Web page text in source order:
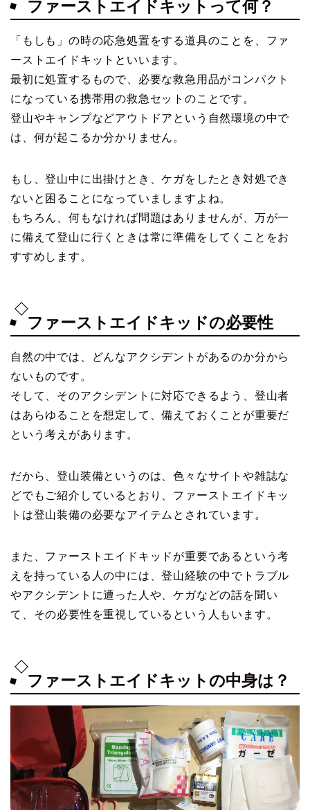
ファーストエイドキットって何？
「もしも」の時の応急処置をする道具のことを、ファ
ーストエイドキットといいます。
最初に処置するもので、必要な救急用品がコンパクト
になっている携帯用の救急セットのことです。
登山やキャンプなどアウトドアという自然環境の中で
は、何が起こるか分かりません。
もし、登山中に出掛けとき、ケガをしたとき対処でき
ないと困ることになっていましますよね。
もちろん、何もなければ問題はありませんが、万が一
に備えて登山に行くときは常に準備をしてくことをお
すすめします。
ファーストエイドキッドの必要性
自然の中では、どんなアクシデントがあるのか分から
ないものです。
そして、そのアクシデントに対応できるよう、登山者
はあらゆることを想定して、備えておくことが重要だ
という考えがあります。
だから、登山装備というのは、色々なサイトや雑誌な
どでもご紹介しているとおり、ファーストエイドキッ
トは登山装備の必要なアイテムとされています。
また、ファーストエイドキッドが重要であるという考
えを持っている人の中には、登山経験の中でトラブル
やアクシデントに遭った人や、ケガなどの話を聞い
て、その必要性を重視しているという人もいます。
ファーストエイドキットの中身は？